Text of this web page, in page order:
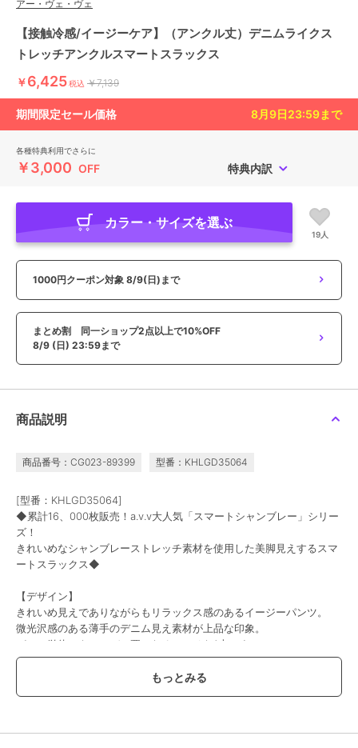
アー・ヴェ・ヴェ
【接触冷感/イージーケア】（アンクル丈）デニムライクス
トレッチアンクルスマートスラックス
￥6,425税込 ￥7,139
期間限定セール価格 8月9日23:59まで
各種特典利用でさらに
￥3,000 OFF 特典内訳
カラー・サイズを選ぶ
19人
1000円クーポン対象 8/9(日)まで
まとめ割 同一ショップ2点以上で10%OFF
8/9 (日) 23:59まで
商品説明
商品番号：CG023-89399 型番：KHLGD35064
[型番：KHLGD35064]
◆累計16、000枚販売！a.v.v大人気「スマートシャンブレー」シリー
ズ！
きれいめなシャンブレーストレッチ素材を使用した美脚見えするスマ
ートスラックス◆
【デザイン】
きれいめ見えでありながらもリラックス感のあるイージーパンツ。
微光沢感のある薄手のデニム見え素材が上品な印象。
パンツ単体でもコーデの要になるマルチな1本です。
ウエストゴムで紐調整可能な仕様なので履き心地も良くベルトいら
すっきりテーパードシルエットで、脚長効果が期待できる一枚。